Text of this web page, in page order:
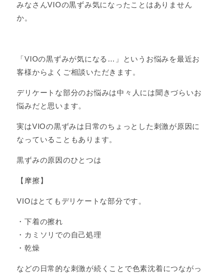
みなさんVIOの黒ずみ気になったことはありません
か。
「VIOの黒ずみが気になる…」というお悩みを最近お
客様からよくご相談いただきます。
デリケートな部分のお悩みは中々人には聞きづらいお
悩みだと思います。
実はVIOの黒ずみは日常のちょっとした刺激が原因に
なっていることもあります。
黒ずみの原因のひとつは
【摩擦】
VIOはとてもデリケートな部分です。
・下着の擦れ
・カミソリでの自己処理
・乾燥
などの日常的な刺激が続くことで色素沈着につながっ